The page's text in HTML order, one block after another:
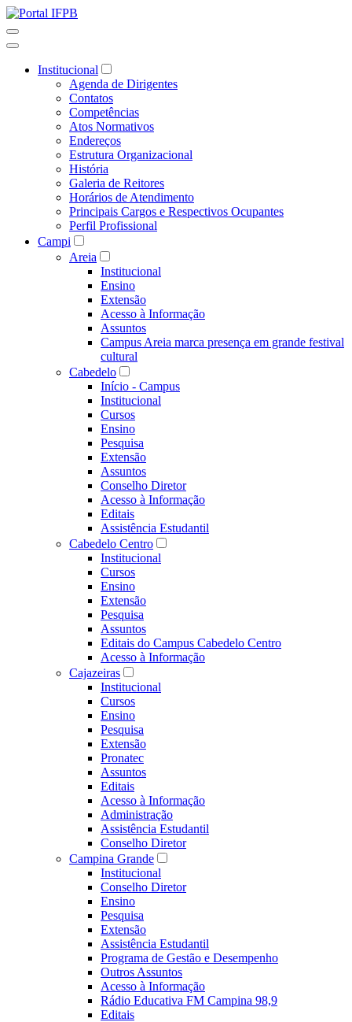
Institucional
Agenda de Dirigentes
Contatos
Competências
Atos Normativos
Endereços
Estrutura Organizacional
História
Galeria de Reitores
Horários de Atendimento
Principais Cargos e Respectivos Ocupantes
Perfil Profissional
Campi
Areia
Institucional
Ensino
Extensão
Acesso à Informação
Assuntos
Campus Areia marca presença em grande festival
cultural
Cabedelo
Início - Campus
Institucional
Cursos
Ensino
Pesquisa
Extensão
Assuntos
Conselho Diretor
Acesso à Informação
Editais
Assistência Estudantil
Cabedelo Centro
Institucional
Cursos
Ensino
Extensão
Pesquisa
Assuntos
Editais do Campus Cabedelo Centro
Acesso à Informação
Cajazeiras
Institucional
Cursos
Ensino
Pesquisa
Extensão
Pronatec
Assuntos
Editais
Acesso à Informação
Administração
Assistência Estudantil
Conselho Diretor
Campina Grande
Institucional
Conselho Diretor
Ensino
Pesquisa
Extensão
Assistência Estudantil
Programa de Gestão e Desempenho
Outros Assuntos
Acesso à Informação
Rádio Educativa FM Campina 98,9
Editais